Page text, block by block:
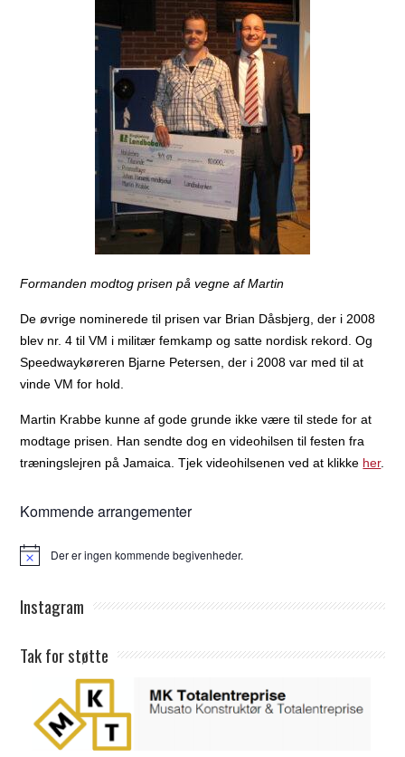
Formanden modtog prisen på vegne af Martin
De øvrige nominerede til prisen var Brian Dåsbjerg, der i 2008
blev nr. 4 til VM i militær femkamp og satte nordisk rekord.Og
Speedwaykøreren Bjarne Petersen, der i 2008 var med til at
vinde VM for hold.
Martin Krabbe kunne af gode grunde ikke være til stede for at
modtage prisen. Han sendte dog en videohilsen til festen fra
træningslejren på Jamaica. Tjek videohilsenen ved at klikke her.
Kommende arrangementer
Notice Der er ingen kommende begivenheder.
Instagram
Tak for støtte